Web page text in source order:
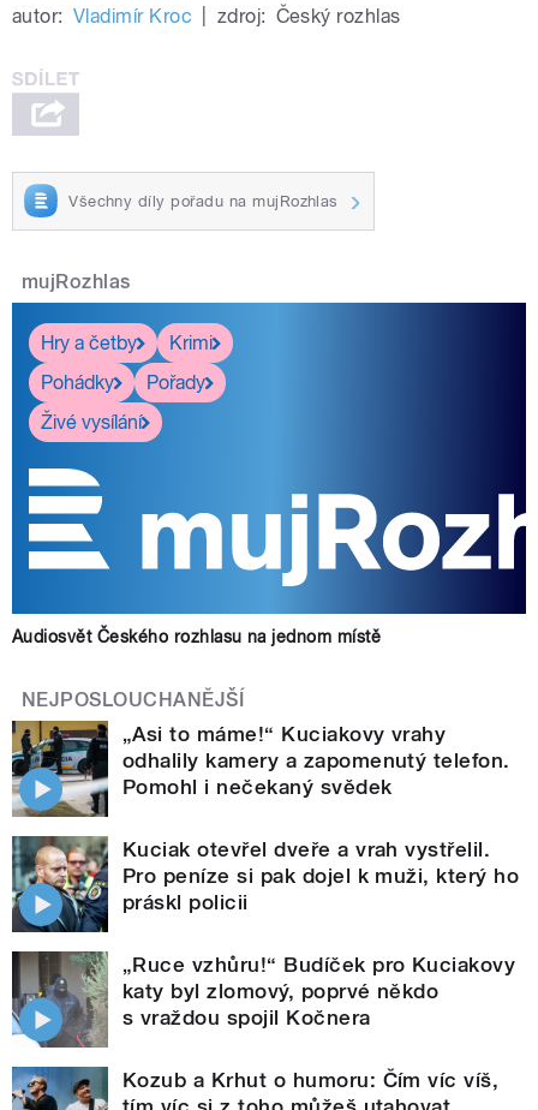
autor: Vladimír Kroc zdroj: Český rozhlas
Všechny díly pořadu na mujRozhlas
mujRozhlas
Hry a četby
Krimi
Pohádky
Pořady
Živé vysílání
Audiosvět Českého rozhlasu na jednom místě
NEJPOSLOUCHANĚJŠÍ
„Asi to máme!“ Kuciakovy vrahy
odhalily kamery a zapomenutý telefon.
Pomohl i nečekaný svědek
Kuciak otevřel dveře a vrah vystřelil.
Pro peníze si pak dojel k muži, který ho
práskl policii
„Ruce vzhůru!“ Budíček pro Kuciakovy
katy byl zlomový, poprvé někdo
s vraždou spojil Kočnera
Kozub a Krhut o humoru: Čím víc víš,